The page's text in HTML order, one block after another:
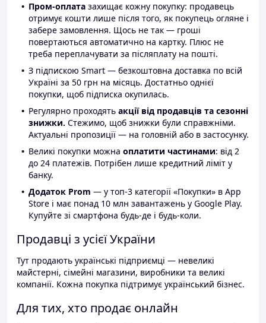
Пром-оплата захищає кожну покупку: продавець
отримує кошти лише після того, як покупець огляне і
забере замовлення. Щось не так — гроші
повертаються автоматично на картку. Плюс не
треба переплачувати за післяплату на пошті.
З підпискою Smart — безкоштовна доставка по всій
Україні за 50 грн на місяць. Достатньо однієї
покупки, щоб підписка окупилась.
Регулярно проходять акції від продавців та сезонні
знижки. Стежимо, щоб знижки були справжніми.
Актуальні пропозиції — на головній або в застосунку.
Великі покупки можна оплатити частинами: від 2
до 24 платежів. Потрібен лише кредитний ліміт у
банку.
Додаток Prom — у топ-3 категорії «Покупки» в App
Store і має понад 10 млн завантажень у Google Play.
Купуйте зі смартфона будь-де і будь-коли.
Продавці з усієї України
Тут продають українські підприємці — невеликі
майстерні, сімейні магазини, виробники та великі
компанії. Кожна покупка підтримує український бізнес.
Для тих, хто продає онлайн